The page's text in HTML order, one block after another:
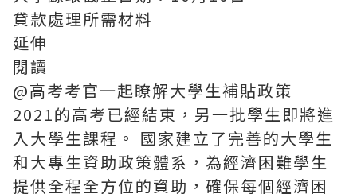
貸款處理所需材料
延伸
閱讀
@高考考官一起瞭解大學生補貼政策
2021的高考已經結束，另一批學生即將進
入大學生課程。 國家建立了完善的大學生
和大專生資助政策體系，為經濟困難學生
提供全程全方位的資助，確保每個經濟困